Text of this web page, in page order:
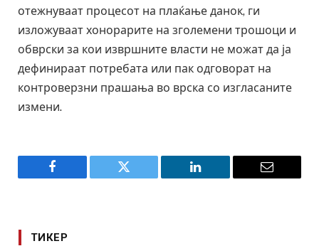
отежнуваат процесот на плаќање данок, ги
изложуваат хонорарите на зголемени трошоци и
обврски за кои извршните власти не можат да ја
дефинираат потребата или пак одговорат на
контроверзни прашања во врска со изгласаните
измени.
Facebook Twitter LinkedIn Email
ТИКЕР